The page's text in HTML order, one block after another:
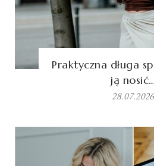
Praktyczna długa
ją
28.07.2026